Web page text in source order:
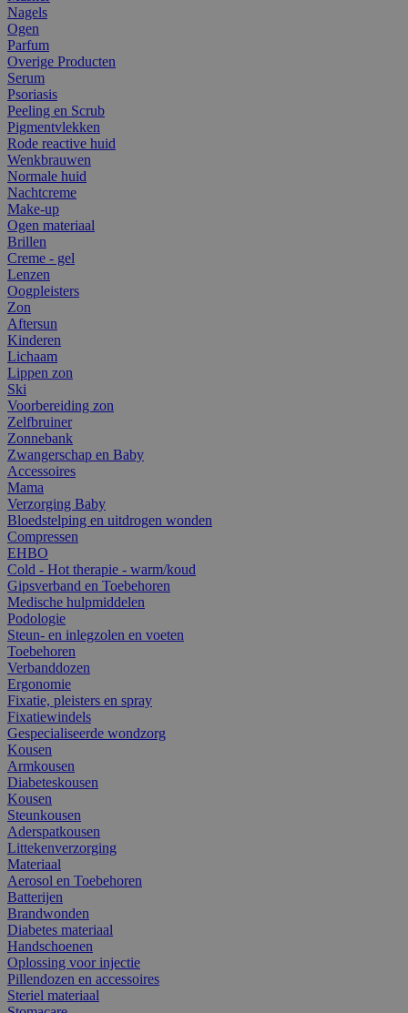
Nagels
Ogen
Parfum
Overige Producten
Serum
Psoriasis
Peeling en Scrub
Pigmentvlekken
Rode reactive huid
Wenkbrauwen
Normale huid
Nachtcreme
Make-up
Ogen materiaal
Brillen
Creme - gel
Lenzen
Oogpleisters
Zon
Aftersun
Kinderen
Lichaam
Lippen zon
Ski
Voorbereiding zon
Zelfbruiner
Zonnebank
Zwangerschap en Baby
Accessoires
Mama
Verzorging Baby
Bloedstelping en uitdrogen wonden
Compressen
EHBO
Cold - Hot therapie - warm/koud
Gipsverband en Toebehoren
Medische hulpmiddelen
Podologie
Steun- en inlegzolen en voeten
Toebehoren
Verbanddozen
Ergonomie
Fixatie, pleisters en spray
Fixatiewindels
Gespecialiseerde wondzorg
Kousen
Armkousen
Diabeteskousen
Kousen
Steunkousen
Aderspatkousen
Littekenverzorging
Materiaal
Aerosol en Toebehoren
Batterijen
Brandwonden
Diabetes materiaal
Handschoenen
Oplossing voor injectie
Pillendozen en accessoires
Steriel materiaal